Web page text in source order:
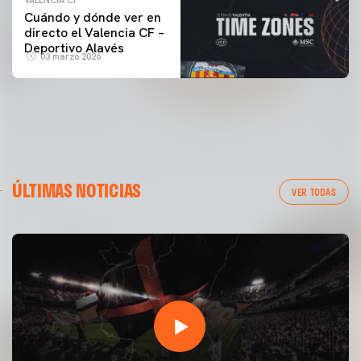
Cuándo y dónde ver en
directo el Valencia CF –
Deportivo Alavés
03 marzo 2026
ÚLTIMAS NOTICIAS VER TODAS